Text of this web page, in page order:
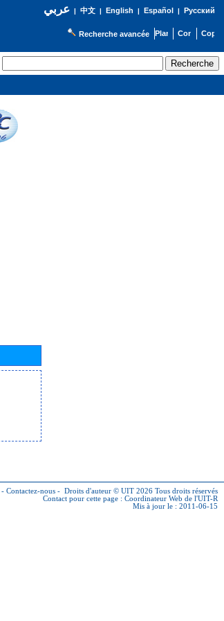
عربي| 中文| English | Español | Русский
Recherche avancée
- Contactez-nous - Droits d'auteur © UIT 2026 Tous droits réservés
Contact pour cette page : Coordinateur Web de l'UIT-R
Mis à jour le : 2011-06-15